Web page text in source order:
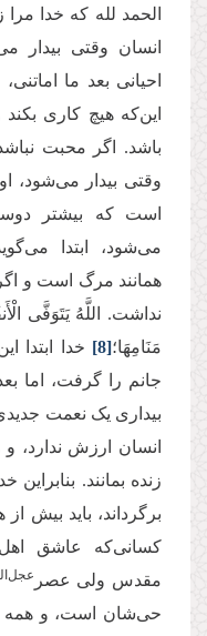
الحمد لله که خدا
انسان وقتی بیدار
احیانی بعد ما
این‌که هیچ کاری بکند
باشد. اگر محبت
وقتی بیدار می‌شود،
است که بیشتر
می‌شود، ابتدا
همانند مرگ است و
نداشت. اللَّهُ یَتَوَفَّى
مَنَامِهَا؛[8] خدا
جانم را گرفت، اما
بیداری یک نعمت
انسان ارزش ندارد،
زنده بمانند.
برگرداند، باید بیش
کسانی‌که عاشق
مقدس ولی عصر
حی‌شان است، و همه